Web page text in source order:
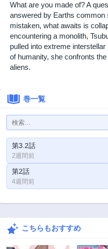
What are you made of? A
answered by Earths common
mistaken, what awaits is
encountering a monolith,
pulled into extreme
of humanity, she confronts
aliens.
巻一覧
第3.2話
2週間前
第2話
4週間前
こちらもおすすめ